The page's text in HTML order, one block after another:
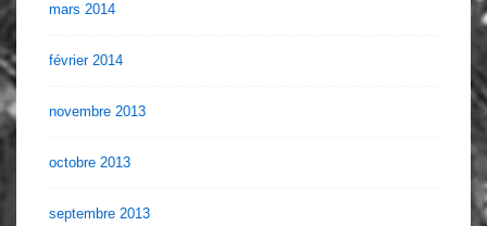
mars 2014
février 2014
novembre 2013
octobre 2013
septembre 2013